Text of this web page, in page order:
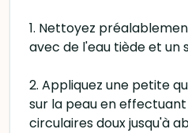
1. Nettoyez
avec de l'eau tiède et un
2. Appliquez une petite
sur la peau en
circulaires doux jusqu'à